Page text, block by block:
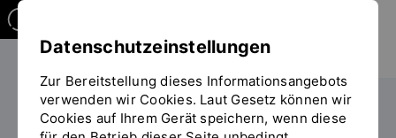
Die OTH Einrichtungen
Career Service
Datenschutzeinstellungen
Zur Bereitstellung dieses Informationsangebots
verwenden wir Cookies. Laut Gesetz können wir
Cookies auf Ihrem Gerät speichern, wenn diese